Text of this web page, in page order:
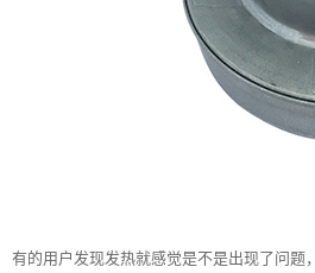
有的用户发现发热就感觉是不是出现了问题